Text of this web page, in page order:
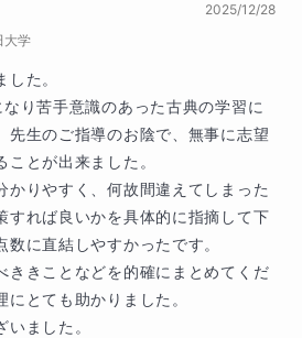
す。
大学
2025/12/28
た。
り苦手意識のあった古典の学習に
先生のご指導のお陰で、無事に志望
とが出来ました。
かりやすく、何故間違えてしまった
すれば良いかを具体的に指摘して下
数に直結しやすかったです。
ききことなどを的確にまとめてくだ
にとても助かりました。
ました。